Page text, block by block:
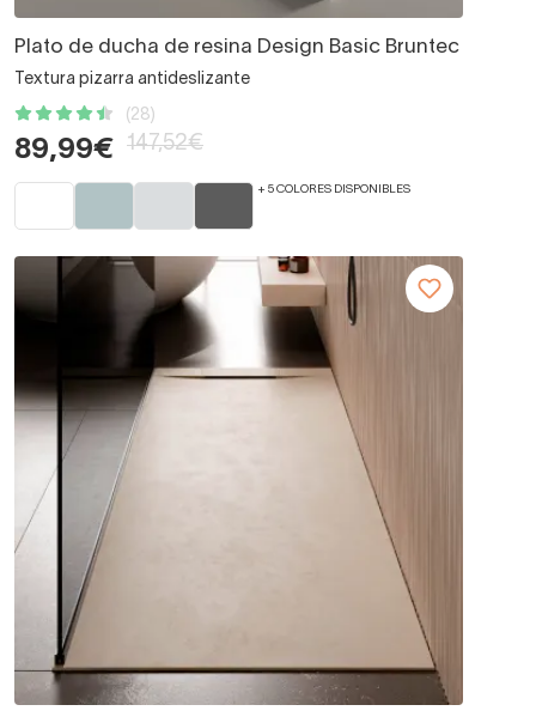
Plato de ducha de resina Design Basic Bruntec
Textura pizarra antideslizante
(28)
89,99€ 147,52€
+ 5 COLORES DISPONIBLES